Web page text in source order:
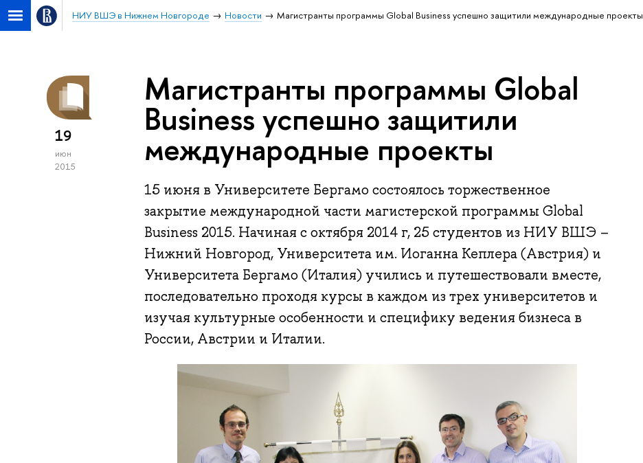
НИУ ВШЭ в Нижнем Новгороде Новости Магистранты программы Global Business успешно защитили международные проекты
19
июн
2015
Магистранты программы Global
Business успешно защитили
международные проекты
15 июня в Университете Бергамо состоялось торжественное
закрытие международной части магистерской программы Global
Business 2015. Начиная с октября 2014 г, 25 студентов из НИУ ВШЭ –
Нижний Новгород, Университета им. Иоганна Кеплера (Австрия) и
Университета Бергамо (Италия) учились и путешествовали вместе,
последовательно проходя курсы в каждом из трех университетов и
изучая культурные особенности и специфику ведения бизнеса в
России, Австрии и Италии.